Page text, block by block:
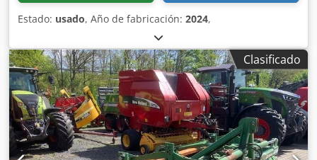
Estado: usado, Año de fabricación: 2024,
Clasificado